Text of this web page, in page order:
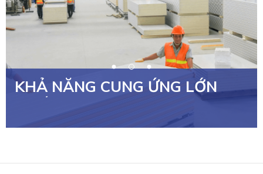
KHẢ NĂNG CUNG ỨNG LỚN